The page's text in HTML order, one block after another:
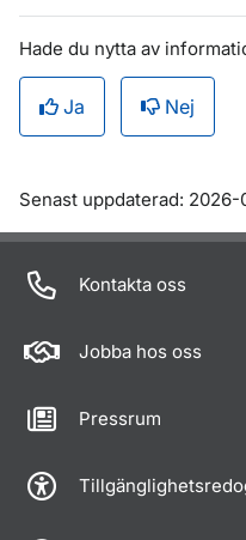
Hade du nytta av
Ja Nej
Om sidan
Senast uppdaterad: 2026-
Kontakta oss
Jobba hos oss
Pressrum